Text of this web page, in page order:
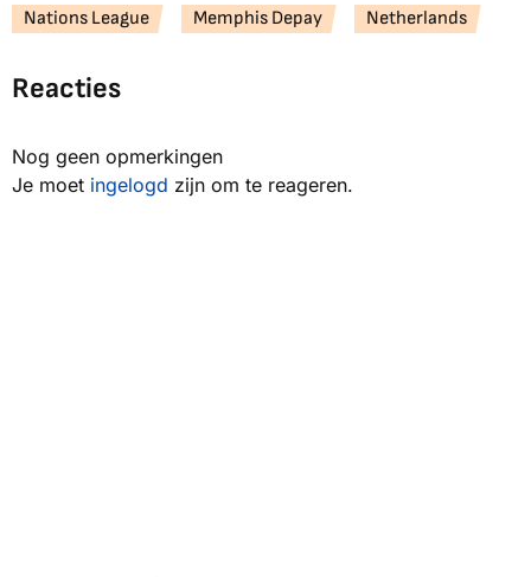
Nations League Memphis Depay Netherlands
Reacties
Nog geen opmerkingen
Je moet ingelogd zijn om te reageren.